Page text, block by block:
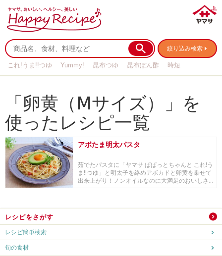
絞り込み検索
これ!うま!!つゆ Yummy! 昆布つゆ 昆布ぽん酢
時短
「卵黄（Ⅿサイズ）」を
使ったレシピ一覧
アボたま明太パスタ
茹でたパスタに「ヤマサ ぱぱっとちゃんと これ!う
ま!!つゆ」と明太子を絡めアボカドと卵黄を乗せて
出来上がり！ノンオイルなのに大満足のおいしさ...
レシピをさがす
レシピ簡単検索
旬の食材